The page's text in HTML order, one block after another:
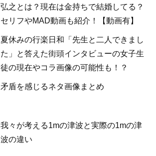
弘之とは？現在は金持ちで結婚してる？
セリフやMAD動画も紹介！【動画有】
夏休みの行楽日和「先生と二人できまし
た」と答えた街頭インタビューの女子生
徒の現在やコラ画像の可能性も！？
矛盾を感じるネタ画像まとめ
我々が考える1mの津波と実際の1mの津
波の違い